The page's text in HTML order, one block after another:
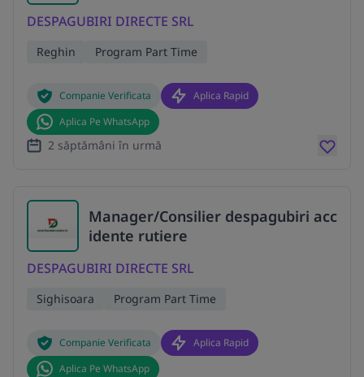
DESPAGUBIRI DIRECTE SRL
Reghin Program Part Time
Companie Verificata
Aplica Rapid
Aplica Pe WhatsApp
2 săptămâni în urmă
Manager/Consilier despagubiri acc
idente rutiere
DESPAGUBIRI DIRECTE SRL
Sighisoara Program Part Time
Companie Verificata
Aplica Rapid
Aplica Pe WhatsApp